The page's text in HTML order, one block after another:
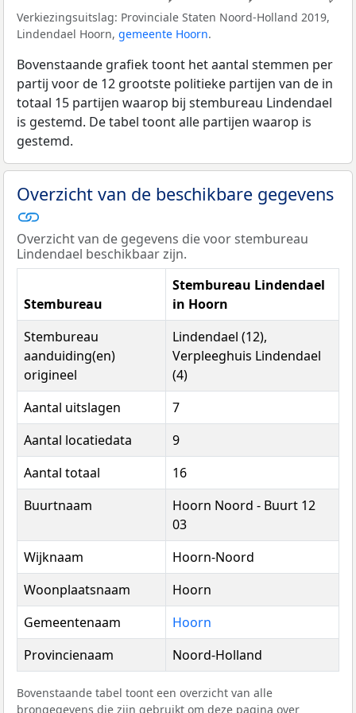
Verkiezingsuitslag: Provinciale Staten Noord-Holland 2019,
Lindendael Hoorn, gemeente Hoorn.
Bovenstaande grafiek toont het aantal stemmen per
partij voor de 12 grootste politieke partijen van de in
totaal 15 partijen waarop bij stembureau Lindendael
is gestemd. De tabel toont alle partijen waarop is
gestemd.
Overzicht van de beschikbare gegevens
Overzicht van de gegevens die voor stembureau
Lindendael beschikbaar zijn.
Stembureau
Stembureau Lindendael
in Hoorn
Stembureau
aanduiding(en)
origineel
Lindendael (12),
Verpleeghuis Lindendael
(4)
Aantal uitslagen
7
Aantal locatiedata
9
Aantal totaal
16
Buurtnaam
Hoorn Noord - Buurt 12
03
Wijknaam
Hoorn-Noord
Woonplaatsnaam
Hoorn
Gemeentenaam
Hoorn
Provincienaam
Noord-Holland
Bovenstaande tabel toont een overzicht van alle
brongegevens die zijn gebruikt om deze pagina over